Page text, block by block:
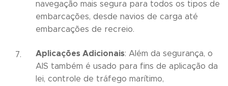
navegação mais segura para todos os tipos de
embarcações, desde navios de carga até
embarcações de recreio.
Aplicações Adicionais: Além da segurança, o
AIS também é usado para fins de aplicação da
lei, controle de tráfego marítimo,